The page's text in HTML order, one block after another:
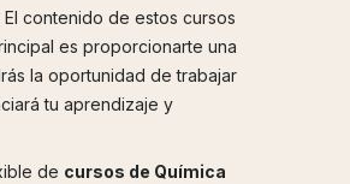
contenido de estos cursos
es proporcionarte una
la oportunidad de trabajar
tu aprendizaje y
de cursos de Química